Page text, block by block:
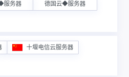
服务器 德国云◆服务器
十堰电信云服务器